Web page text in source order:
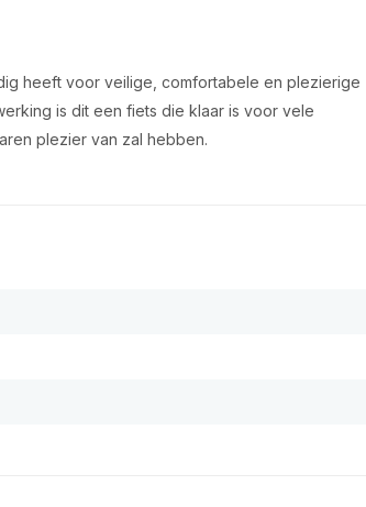
heeft voor veilige, comfortabele en plezierige
is dit een fiets die klaar is voor vele
plezier van zal hebben.